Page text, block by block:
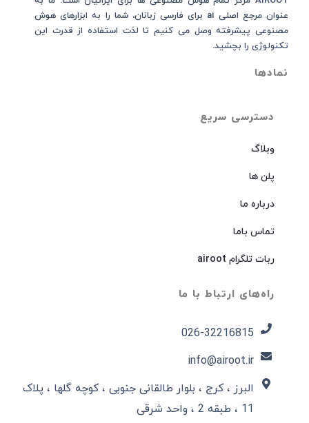
دسترسی سریع
وبلاگ
پلن ها
درباره ما
تماس باما
ربات تلگرام airoot
راه‌های ارتباط با ما
026-32216815​
info@airoot.ir
البرز ، کرج ، بلوار طالقانی جنوبی ، کوچه گلها ، پلاک
11 ، طبقه 2 ، واحد شرقی
عنوان مرجع اصلی ai برای فارسی زبانان، شما را به ابزارهای هوش
مصنوعی پیشرفته وصل می کنیم تا لذت استفاده از قدرت این
تکنولوژی را بچشید.
نمادها